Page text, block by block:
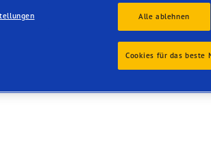
RACING
Performance 2
Alle ablehnen
Cookies für das beste